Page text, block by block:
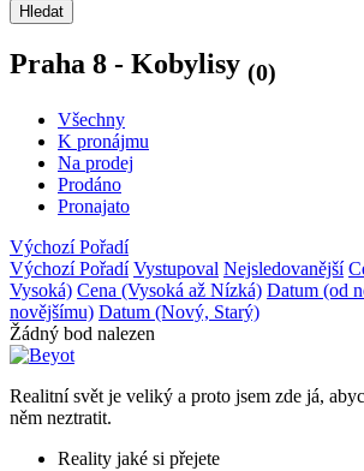
Hledat
Praha 8 - Kobylisy (0)
Všechny
K pronájmu
Na prodej
Prodáno
Pronajato
Výchozí Pořadí
Výchozí Pořadí Vystupoval Nejsledovanější
Vysoká) Cena (Vysoká až Nízká) Datum (od
novějšímu) Datum (Nový, Starý)
Žádný bod nalezen
Realitní svět je veliký a proto jsem zde já,
něm neztratit.
Reality jaké si přejete